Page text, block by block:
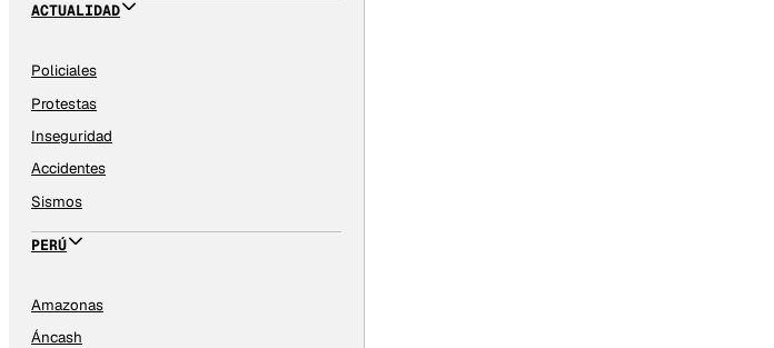
ACTUALIDAD
Policiales
Protestas
Inseguridad
Accidentes
Sismos
PERÚ
Amazonas
Áncash